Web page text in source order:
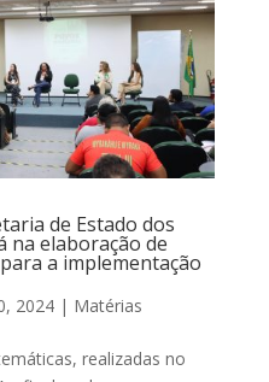
de Estado dos
na elaboração de
a implementação
2024| Matérias
realizadas no